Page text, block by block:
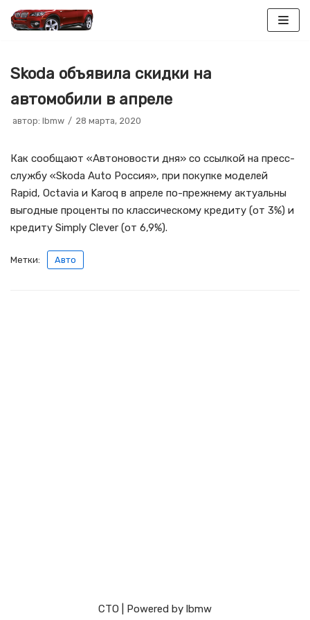
содержимому
Skoda объявила скидки на
автомобили в апреле
автор: lbmw 28 марта, 2020
Как сообщают «Автоновости дня» со ссылкой на пресс-
службу «Skoda Auto Россия», при покупке моделей
Rapid, Octavia и Karoq в апреле по-прежнему актуальны
выгодные проценты по классическому кредиту (от 3%) и
кредиту Simply Clever (от 6,9%).
Метки: Авто
СТО | Powered by lbmw